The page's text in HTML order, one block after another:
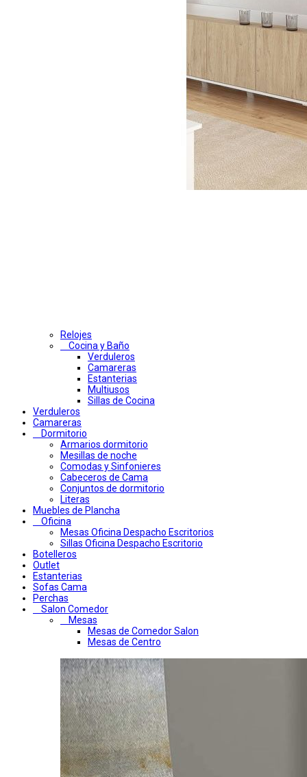
Relojes
Cocina y Baño
Verduleros
Camareras
Estanterias
Multiusos
Sillas de Cocina
Verduleros
Camareras
Dormitorio
Armarios dormitorio
Mesillas de noche
Comodas y Sinfonieres
Cabeceros de Cama
Conjuntos de dormitorio
Literas
Muebles de Plancha
Oficina
Mesas Oficina Despacho Escritorios
Sillas Oficina Despacho Escritorio
Botelleros
Outlet
Estanterias
Sofas Cama
Perchas
Salon Comedor
Mesas
Mesas de Comedor Salon
Mesas de Centro